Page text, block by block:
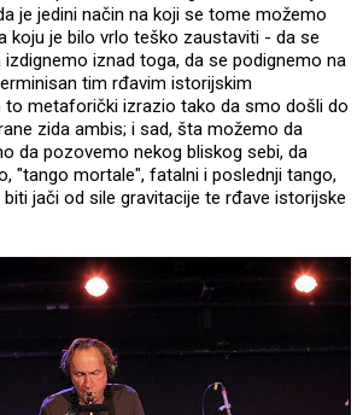
je jedini način na koji se tome možemo
koju je bilo vrlo teško zaustaviti - da se
iznad toga, da se podignemo na
tim rđavim istorijskim
metaforički izrazio tako da smo došli do
zida ambis; i sad, šta možemo da
da pozovemo nekog bliskog sebi, da
"tango mortale", fatalni i poslednji tango,
jači od sile gravitacije te rđave istorijske